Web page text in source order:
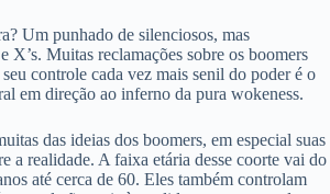
Um punhado de silenciosos, mas
X’s. Muitas reclamações sobre os boomers
controle cada vez mais senil do poder é o
em direção ao inferno da pura wokeness.
das ideias dos boomers, em especial suas
a realidade. A faixa etária desse coorte vai do
até cerca de 60. Eles também controlam